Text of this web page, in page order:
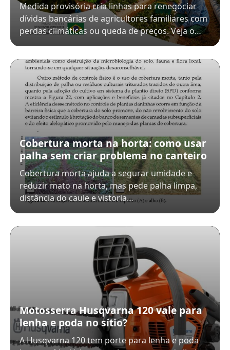
Medida provisória cria linhas para renegociar
dívidas bancárias de agricultores familiares com
perdas climáticas ou queda de preços. Veja o…
Cobertura morta na horta: como usar
palha sem criar problema no canteiro
Cobertura morta ajuda a segurar umidade e
reduzir mato na horta, mas pede palha limpa,
distância do caule e vistoria…
Motosserra Husqvarna 120 vale para
lenha e poda no sítio?
A Husqvarna 120 tem porte para lenha e poda